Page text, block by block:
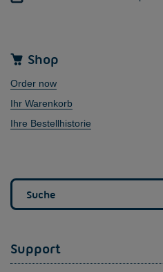
Shop
Order now
Ihr Warenkorb
Ihre Bestellhistorie
Support